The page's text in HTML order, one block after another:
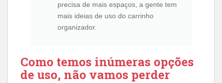
precisa de mais espaços, a gente tem
mais ideias de uso do carrinho
organizador.
Como temos inúmeras opções
de uso, não vamos perder